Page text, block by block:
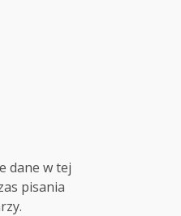
dane w tej
pisania